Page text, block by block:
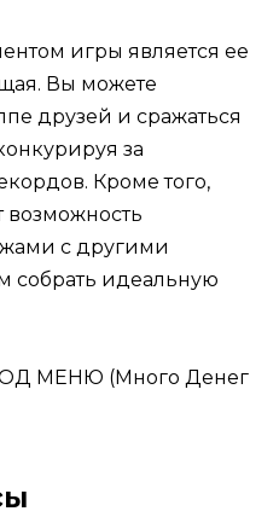
игры является ее
Вы можете
друзей и сражаться
за
Кроме того,
возможность
с другими
собрать идеальную